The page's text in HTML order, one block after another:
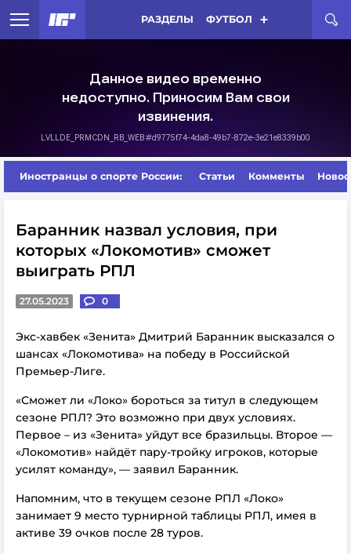
РАЗДЕЛЫ ФУТБОЛ
Иностранцы о спорте России: Статьи Комменты
Баранник назвал условия, при
которых «Локомотив» сможет
выиграть РПЛ
27.05.2023 0
Экс-хавбек «Зенита» Дмитрий Баранник высказался о
шансах «Локомотива» на победу в Российской
Премьер-Лиге.
«Сможет ли «Локо» бороться за титул в следующем
сезоне РПЛ? Это возможно при двух условиях.
Первое – из «Зенита» уйдут все бразильцы. Второе —
«Локомотив» найдёт пару-тройку игроков, которые
усилят команду», — заявил Баранник.
Напомним, что в текущем сезоне РПЛ «Локо»
занимает 9 место турнирной таблицы РПЛ, имея в
активе 39 очков после 28 туров.